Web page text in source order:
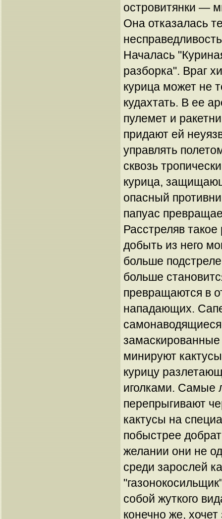
островитянки —
Она отказалась
Началась
разборка". Враг
курица может не
кудахтать. В ее
пулемет и
придают ей
управлять
сквозь
курица,
опасный
папуас
Расстреляв
добыть из него
больше
больше
превращаются в
нападающих.
минируют
курицу
иголками. Самые
перепрыгивают
кактусы на
побыстрее
желании они не
среди зарослей
собой жуткого
конечно же, хочет